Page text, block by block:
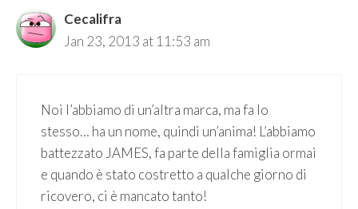
Cecalifra
Jan 23, 2013 at 11:53 am
Noi l’abbiamo di un’altra marca, ma fa lo
stesso… ha un nome, quindi un’anima! L’abbiamo
battezzato JAMES, fa parte della famiglia ormai
e quando è stato costretto a qualche giorno di
ricovero, ci è mancato tanto!